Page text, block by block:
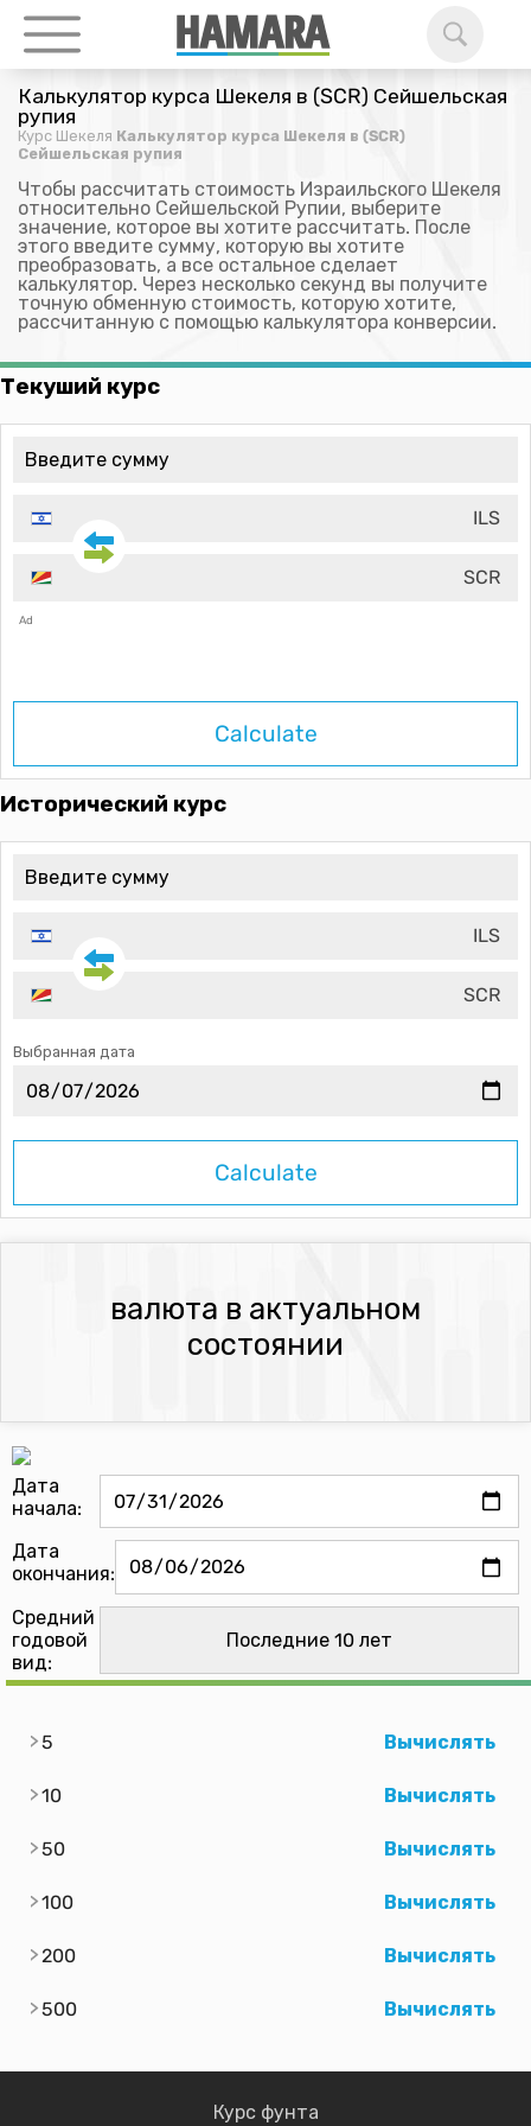
Калькулятор курса Шекеля в (SCR) Сейшельская
рупия
Курс Шекеля Калькулятор курса Шекеля в (SCR)
Сейшельская рупия
Чтобы рассчитать стоимость Израильского Шекеля
относительно Сейшельской Рупии, выберите
значение, которое вы хотите рассчитать. После
этого введите сумму, которую вы хотите
преобразовать, а все остальное сделает
калькулятор. Через несколько секунд вы получите
точную обменную стоимость, которую хотите,
рассчитанную с помощью калькулятора конверсии.
Текуший курс
ILS
SCR
Ad
Calculate
Исторический курс
ILS
SCR
Выбранная дата
валюта в актуальном
состоянии
Дата
начала:
Дата
окончания:
Средний
годовой
вид:
5 Вычислять
10 Вычислять
50 Вычислять
100 Вычислять
200 Вычислять
500 Вычислять
Курс фунта